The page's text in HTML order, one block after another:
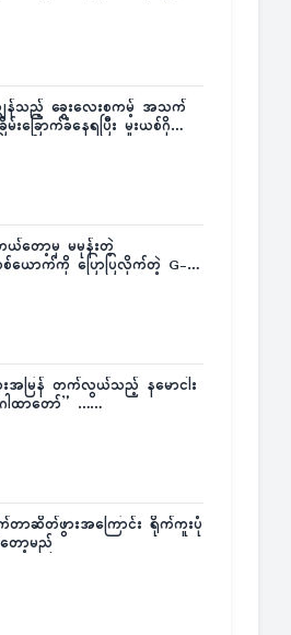
ျွန်သည့် ခွေးလေးစကမ့် အသက်
မ်းခြောက်ခံနေရပြီး မူးယစ်ဂိုဏ်း
တော့မှ မမုန်းတဲ့
ယောက်ကို ပြောပြလိုက်တဲ့ G-
းအမြန် တက်လွယ်သည့် နမောငါး
ါထာတော်” ……
က်တာဆိတ်ဖွားအကြောင်း ရိုက်ကူးပုံ
တော့မည်